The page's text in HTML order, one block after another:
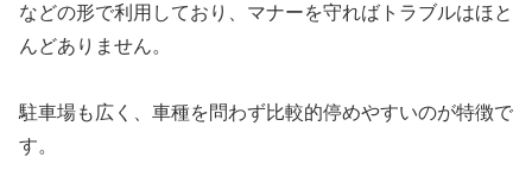
などの形で利用しており、マナーを守ればトラブルはほと
んどありません。
駐車場も広く、車種を問わず比較的停めやすいのが特徴で
す。